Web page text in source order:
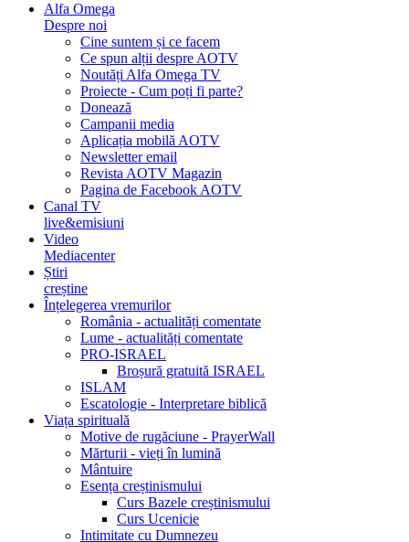
Alfa Omega
Despre noi
Cine suntem și ce facem
Ce spun alții despre AOTV
Noutăți Alfa Omega TV
Proiecte - Cum poți fi parte?
Donează
Campanii media
Aplicația mobilă AOTV
Newsletter email
Revista AOTV Magazin
Pagina de Facebook AOTV
Canal TV
live&emisiuni
Video
Mediacenter
Știri
creștine
Înțelegerea vremurilor
România - actualități comentate
Lume - actualități comentate
PRO-ISRAEL
Broșură gratuită ISRAEL
ISLAM
Escatologie - Interpretare biblică
Viața spirituală
Motive de rugăciune - PrayerWall
Mărturii - vieți în lumină
Mântuire
Esența creștinismului
Curs Bazele creștinismului
Curs Ucenicie
Intimitate cu Dumnezeu